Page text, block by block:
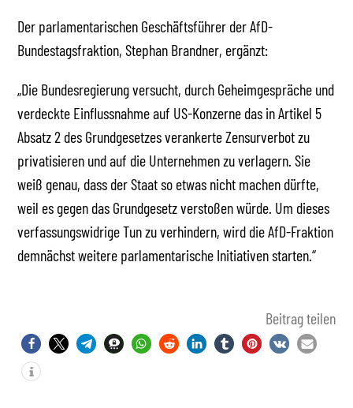
Der parlamentarischen Geschäftsführer der AfD-
Bundestagsfraktion, Stephan Brandner, ergänzt:
„Die Bundesregierung versucht, durch Geheimgespräche und
verdeckte Einflussnahme auf US-Konzerne das in Artikel 5
Absatz 2 des Grundgesetzes verankerte Zensurverbot zu
privatisieren und auf die Unternehmen zu verlagern. Sie
weiß genau, dass der Staat so etwas nicht machen dürfte,
weil es gegen das Grundgesetz verstoßen würde. Um dieses
verfassungswidrige Tun zu verhindern, wird die AfD-Fraktion
demnächst weitere parlamentarische Initiativen starten.“
Beitrag teilen